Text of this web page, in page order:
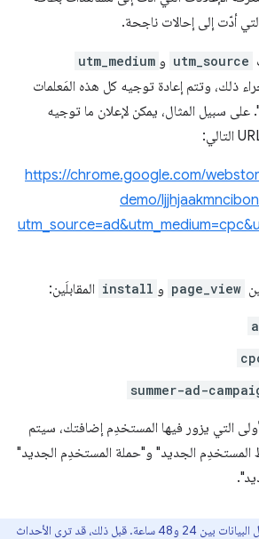
أدّت إلى إحالات ناجحة.
utm_source و utm_medium
ذلك، وتتم إعادة توجيه كل هذه المَعلمات
إلى "إحصاءات Google". على سبيل المثال، يمكن لإعلان ما توجيه
https://chrome.google.com/
demo/
page_view و install المقابلَين:
summer-ad-
التي يزور فيها المستخدِم إضافتك، سيتم
الجديد" و"حملة المستخدِم الجديد"
قد يستغرق اكتمال البيانات بين 24 و48 ساعة. قبل ذلك، قد ترى الأحداث